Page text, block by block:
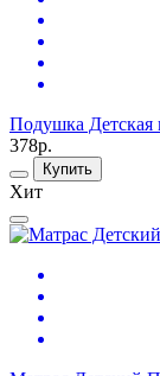
Подушка Детская
378р.
Купить
Хит